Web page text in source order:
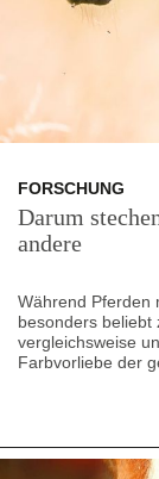
FORSCHUNG
Darum
andere
Während Pferden
besonders beliebt
vergleichsweise
Farbvorliebe der